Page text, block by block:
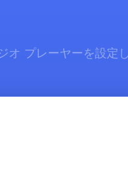
オ プレーヤーを設定